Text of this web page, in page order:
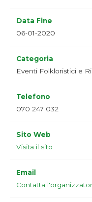
Data Fine
06-01-2020
Categoria
Eventi Folkloristici e
Telefono
070 247 032
Sito Web
Visita il sito
Email
Contatta